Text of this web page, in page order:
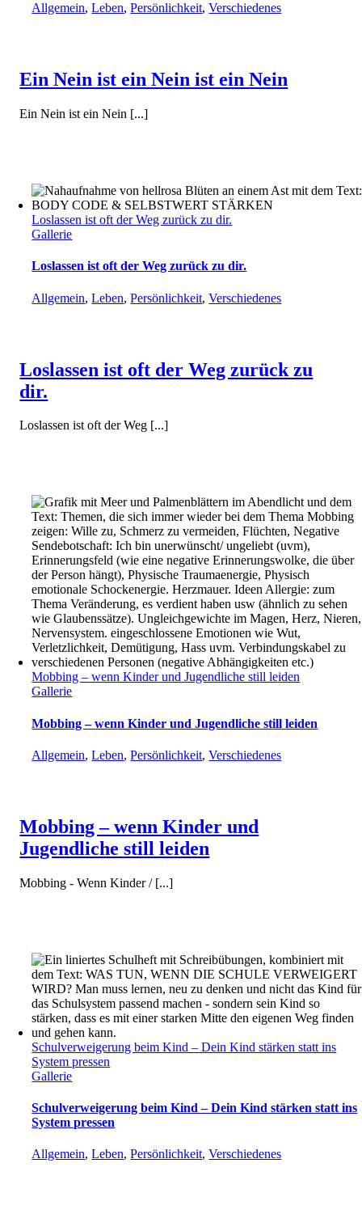
Allgemein,Leben,Persönlichkeit,Verschiedenes
Ein Nein ist ein Nein ist ein Nein
Ein Nein ist ein Nein [...]
Loslassen ist oft der Weg zurück zu dir.
Gallerie
Loslassen ist oft der Weg zurück zu dir.
Allgemein,Leben,Persönlichkeit,Verschiedenes
Loslassen ist oft der Weg zurück zu
dir.
Loslassen ist oft der Weg [...]
Mobbing – wenn Kinder und Jugendliche still leiden
Gallerie
Mobbing – wenn Kinder und Jugendliche still leiden
Allgemein,Leben,Persönlichkeit,Verschiedenes
Mobbing – wenn Kinder und
Jugendliche still leiden
Mobbing - Wenn Kinder / [...]
Schulverweigerung beim Kind – Dein Kind stärken statt ins
System pressen
Gallerie
Schulverweigerung beim Kind – Dein Kind stärken statt ins
System pressen
Allgemein,Leben,Persönlichkeit,Verschiedenes